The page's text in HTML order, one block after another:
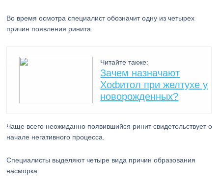
Во время осмотра специалист обозначит одну из четырех
причин появления ринита.
Читайте также:
Зачем назначают
Хофитол при желтухе у
новорожденных?
Чаще всего неожиданно появившийся ринит свидетельствует о
начале негативного процесса.
Специалисты выделяют четыре вида причин образования
насморка: